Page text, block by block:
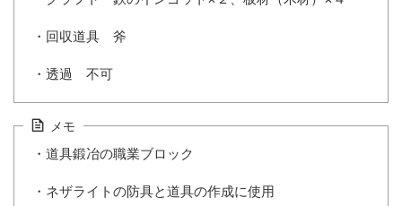
・回収道具 斧
・透過 不可
メモ
・道具鍛冶の職業ブロック
・ネザライトの防具と道具の作成に使用